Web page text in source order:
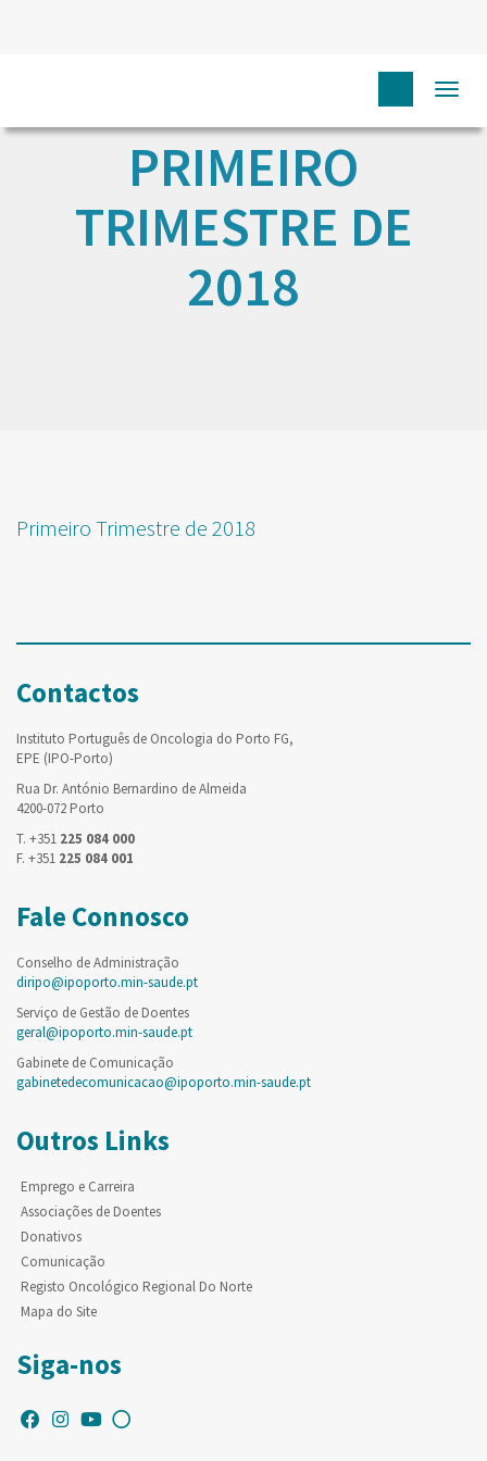
PRIMEIRO
TRIMESTRE DE
2018
Primeiro Trimestre de 2018
Contactos
Instituto Português de Oncologia do Porto FG,
EPE (IPO-Porto)
Rua Dr. António Bernardino de Almeida
4200-072 Porto
T. +351 225 084 000
F. +351 225 084 001
Fale Connosco
Conselho de Administração
diripo@ipoporto.min-saude.pt
Serviço de Gestão de Doentes
geral@ipoporto.min-saude.pt
Gabinete de Comunicação
gabinetedecomunicacao@ipoporto.min-saude.pt
Outros Links
Emprego e Carreira
Associações de Doentes
Donativos
Comunicação
Registo Oncológico Regional Do Norte
Mapa do Site
Siga-nos